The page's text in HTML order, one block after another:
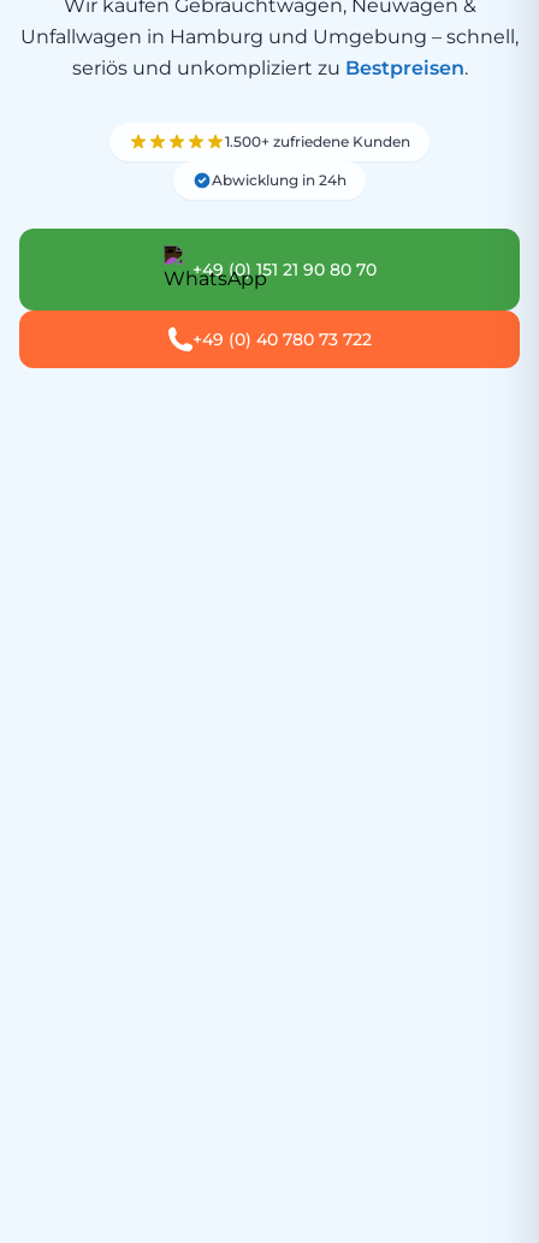
Wir kaufen Gebrauchtwagen, Neuwagen &
Unfallwagen in Hamburg und Umgebung – schnell,
seriös und unkompliziert zu Bestpreisen.
1.500+ zufriedene Kunden
Abwicklung in 24h
+49 (0) 151 21 90 80 70
+49 (0) 40 780 73 722